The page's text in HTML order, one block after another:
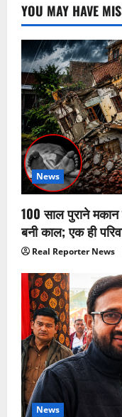
YOU MAY HAVE
News
100 साल पुराने मकान
बनी काल; एक ही
Real Reporter News
News